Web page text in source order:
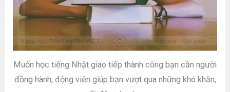
Muốn học tiếng Nhật giao tiếp thành công bạn cần người
đồng hành, động viên giúp bạn vượt qua những khó khăn,